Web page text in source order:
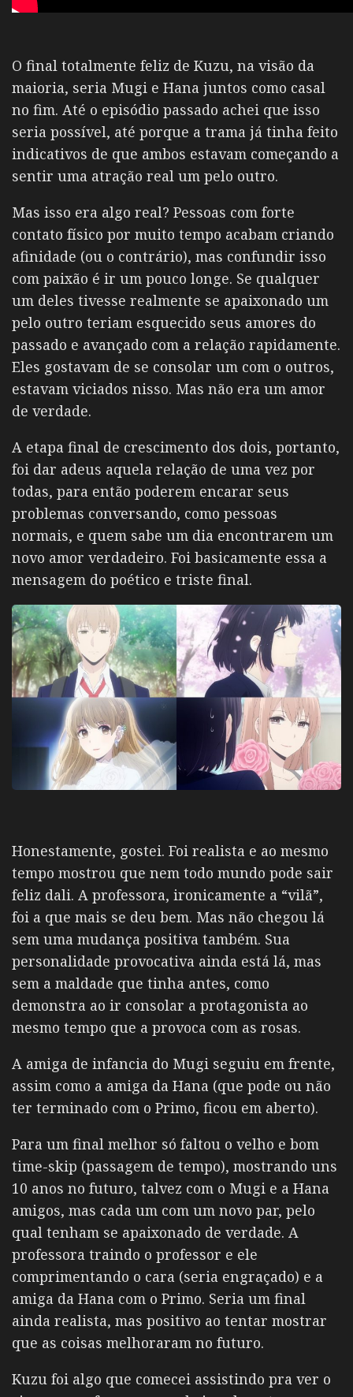
O final totalmente feliz de Kuzu, na visão da
maioria, seria Mugi e Hana juntos como casal
no fim. Até o episódio passado achei que isso
seria possível, até porque a trama já tinha feito
indicativos de que ambos estavam começando a
sentir uma atração real um pelo outro.
Mas isso era algo real? Pessoas com forte
contato físico por muito tempo acabam criando
afinidade (ou o contrário), mas confundir isso
com paixão é ir um pouco longe. Se qualquer
um deles tivesse realmente se apaixonado um
pelo outro teriam esquecido seus amores do
passado e avançado com a relação rapidamente.
Eles gostavam de se consolar um com o outros,
estavam viciados nisso. Mas não era um amor
de verdade.
A etapa final de crescimento dos dois, portanto,
foi dar adeus aquela relação de uma vez por
todas, para então poderem encarar seus
problemas conversando, como pessoas
normais, e quem sabe um dia encontrarem um
novo amor verdadeiro. Foi basicamente essa a
mensagem do poético e triste final.
Honestamente, gostei. Foi realista e ao mesmo
tempo mostrou que nem todo mundo pode sair
feliz dali. A professora, ironicamente a “vilã”,
foi a que mais se deu bem. Mas não chegou lá
sem uma mudança positiva também. Sua
personalidade provocativa ainda está lá, mas
sem a maldade que tinha antes, como
demonstra ao ir consolar a protagonista ao
mesmo tempo que a provoca com as rosas.
A amiga de infancia do Mugi seguiu em frente,
assim como a amiga da Hana (que pode ou não
ter terminado com o Primo, ficou em aberto).
Para um final melhor só faltou o velho e bom
time-skip (passagem de tempo), mostrando uns
10 anos no futuro, talvez com o Mugi e a Hana
amigos, mas cada um com um novo par, pelo
qual tenham se apaixonado de verdade. A
professora traindo o professor e ele
comprimentando o cara (seria engraçado) e a
amiga da Hana com o Primo. Seria um final
ainda realista, mas positivo ao tentar mostrar
que as coisas melhoraram no futuro.
Kuzu foi algo que comecei assistindo pra ver o